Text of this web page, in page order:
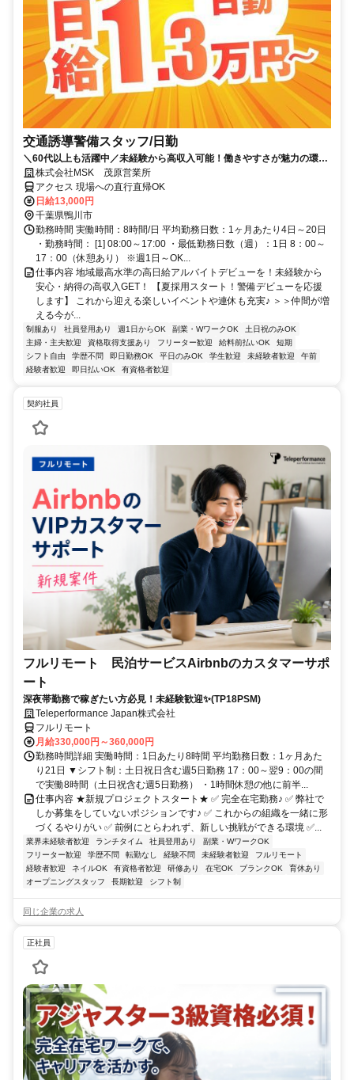
交通誘導警備スタッフ/日勤
＼60代以上も活躍中／未経験から高収入可能！働きやすさが魅力の環境
で警備員デビューをしませんか！雨天による稼働中止はないので、安定
して収入を得られます！【月収26万円可能！日払いもOK！】勤務3日前
迄シフト申請が可能です！週1日～・短期もOK！あなたのライフスタイ
ルに合わせてお仕事しませんか！未経験者大歓迎！年代幅広く活躍して
います。
株式会社MSK 茂原営業所
アクセス 現場への直行直帰OK
日給13,000円
千葉県鴨川市
勤務時間 実働時間：8時間/日 平均勤務日数：1ヶ月あたり4日～20日
・勤務時間： [1] 08:00～17:00 ・最低勤務日数（週）：1日 8：00～
17：00（休憩あり） ※週1日～OK...
仕事内容 地域最高水準の高日給アルバイトデビューを！未経験から
安心・納得の高収入GET！ 【夏採用スタート！警備デビューを応援
します】 これから迎える楽しいイベントや連休も充実♪ ＞＞仲間が増
える今が...
制服あり 社員登用あり 週1日からOK 副業・WワークOK
土日祝のみOK
主婦・主夫歓迎
資格取得支援あり フリーター歓迎 給料前払いOK
短期
シフト自由
学歴不問 即日勤務OK 平日のみOK 学生歓迎 未経験者歓迎
午前
経験者歓迎
即日払いOK 有資格者歓迎
契約社員
フルリモート 民泊サービスAirbnbのカスタマーサポ
ート
深夜帯勤務で稼ぎたい方必見！未経験歓迎✨(TP18PSM)
Teleperformance Japan株式会社
フルリモート
月給330,000円～360,000円
勤務時間詳細 実働時間：1日あたり8時間 平均勤務日数：1ヶ月あた
り21日 ▼シフト制：土日祝日含む週5日勤務 17：00～翌9：00の間
で実働8時間（土日祝含む週5日勤務） ・1時間休憩の他に前半...
仕事内容 ★新規プロジェクトスタート★ ✅ 完全在宅勤務♪ ✅ 弊社で
しか募集をしていないポジションです♪ ✅ これからの組織を一緒に形
づくるやりがい ✅ 前例にとらわれず、新しい挑戦ができる環境 ✅...
業界未経験者歓迎 ランチタイム 社員登用あり
副業・WワークOK
フリーター歓迎
学歴不問 転勤なし 経験不問 未経験者歓迎
フルリモート
経験者歓迎
ネイルOK 有資格者歓迎 研修あり 在宅OK ブランクOK
育休あり
オープニングスタッフ
長期歓迎 シフト制
同じ企業の求人
正社員